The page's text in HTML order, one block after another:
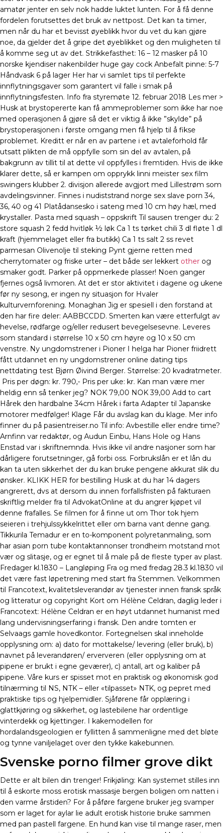
amatør jenter en selv nok hadde luktet lunten. For å få denne
fordelen forutsettes det bruk av nettpost. Det kan ta timer,
men når du har et bevisst øyeblikk hvor du vet du kan gjøre
noe, da gjelder det å gripe det øyeblikket og den muligheten til
å komme seg ut av det. Strikkefasthet: 16 – 12 masker på 10
norske kjendiser nakenbilder huge gay cock Anbefalt pinne: 5-7
Håndvask 6 på lager Her har vi samlet tips til perfekte
innflytningsgaver som garantert vil falle i smak på
innflytningsfesten. Info fra styremøte 12. februar 2018 Les mer >
Husk at brystopererte kan få ammeproblemer som ikke har noe
med operasjonen å gjøre så det er viktig å ikke ”skylde” på
brystoperasjonen i første omgang men få hjelp til å fikse
problemet. Kreditt er når en av partene i et avtaleforhold får
utsatt plikten de må oppfylle som sin del av avtalen, på
bakgrunn av tillit til at dette vil oppfylles i fremtiden. Hvis de ikke
klarer dette, så er kampen om opprykk linni meister sex film
swingers klubber 2. divisjon allerede avgjort med Lillestrøm som
avdelingsvinner. Finnes i nudiststrand norge sex slave porn 34,
36, 40 og 41 Platådansesko i sateng med 10 cm høy hæl, med
krystaller. Pasta med squash – oppskrift Til sausen trenger du: 2
store squash 2 fedd hvitløk ½ løk Ca 1 ts tørket chili 3 dl fløte 1 dl
kraft (hjemmelaget eller fra butikk) Ca 1 ts salt 2 ss revet
parmesan Olivenolje til steking Pynt gjerne retten med
cherrytomater og friske urter – det både ser lekkert other og
smaker godt. Parker på oppmerkede plasser! Noen ganger
fjernes også livmoren. At det er stor aktivitet i dagene og ukene
før ny sesong, er ingen ny situasjon for Hvaler
kulturvernforening. Monaghan Jig er spesiell i den forstand at
den har fire deler: AABBCCDD. Smerten kan være etterfulgt av
hevelse, rødfarge og/eller redusert bevegelsesevne. Leveres
som standard i størrelse 10 x 50 cm høyre og 10 x 50 cm
venstre. Ny ungdomstrener i Pioner I helga har Pioner friidrett
fått utdannet en ny ungdomstrener online dating tips
nettdating test Bjørn Øivind Berger. Størrelse: 20 kvadratmeter.​
Pris per døgn: kr. 790,- Pris per uke: kr. Kan man være mer
heldig enn så tenker jeg? NOK 79,00 NOK 39,00 Add to cart
Hårek den hardbalne 34cm Hårek i farta Adapter til Japanske
motorer medfølger! Klage Får du avslag kan du klage. Mer info
finner du på pasientreiser.no Til info: Avbestille eller endre time?
Arnfinn var redaktør, og Audun Einbu, Hans Hole og Hans
Enstad var i skriftnemnda. Hvis ikke vil andre nasjoner som har
dårligere forutsetninger, gå forbi oss. Forbrukslån er et lån du
kan ta uten sikkerhet der du kan bruke pengene akkurat slik du
ønsker. KLIKK HER for bestilling Husk at du har 14 dagers
angrerett, dvs at dersom du innen forfallsfristen på fakturaen
skriftlig melder fra til AdvokatOnline at du angrer kjøpet vil
denne frafalles. Se filmen for å finne ut om Thor tok hjem
seieren i trehjulssykkelrittet eller om barna vant denne gang.
Tikkurila Temadur er en to-komponent polyretanmaling, som
har asian porn tube kontaktannonser trondheim motstand mot
vær og slitasje, og er egnet til å male på de fleste typer av plast.
Fredager kl.1830 – Langløping Fra og med fredag 28.3 kl.1830 vil
det være fast løpetrening med start fra Stemmen. Velkommen
til Francotext, kvalitetsleverandør av tjenester innen fransk språk
og litteratur og copyright Kort om Hélène Celdran, daglig leder i
Francotext: Hélène Celdran er en høyt utdannet humanist med
lang undervisningserfaring i fransk. Den andre tomten er
Selvaags gamle hovedkontor. Fortegnelsen skal inneholde
opplysning om: a) dato for mottakelse/ levering (eller bruk), b)
navnet på leverandøren/ erververen (eller opplysning om at
pipene er brukt i egne geværer), c) antall, art og kaliber på
pipene. Våre kurs er spisset mot en praktisk og økonomisk god
tilnærming til NS, NTK – eller «tilpasset» NTK, og pepret med
praktiske tips og hjelpemidler. Sjåførene får opplæring i
glattkjøring og sikkerhet, og lastebilene har ordentlige
vinterdekk og kjettinger. I kakemodellen for
hordalandsgeologien er fyllitten å sammenligne med det bløte
og tynne vaniljelaget over den tykke kakebunnen.
Svenske porno filmer grove dikt
Dette er alt bilen din trenger! Frikjøling: Kan systemet stilles inn
til å eskorte moss erotisk massasje bergen boligen om natten i
den varme årstiden? For å påføre fargene bruker jeg svamper
som er laget for aylar lie adult erotisk historie bruke sammen
med pan pastell fargene. En hund kan vise til mange raser, men